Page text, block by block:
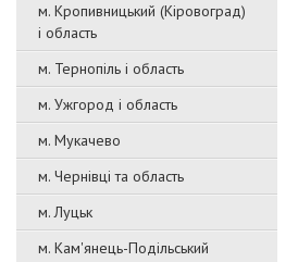
м. Кропивницький (Кіровоград)
і область
м. Тернопіль і область
м. Ужгород і область
м. Мукачево
м. Чернівці та область
м. Луцьк
м. Кам'янець-Подільський